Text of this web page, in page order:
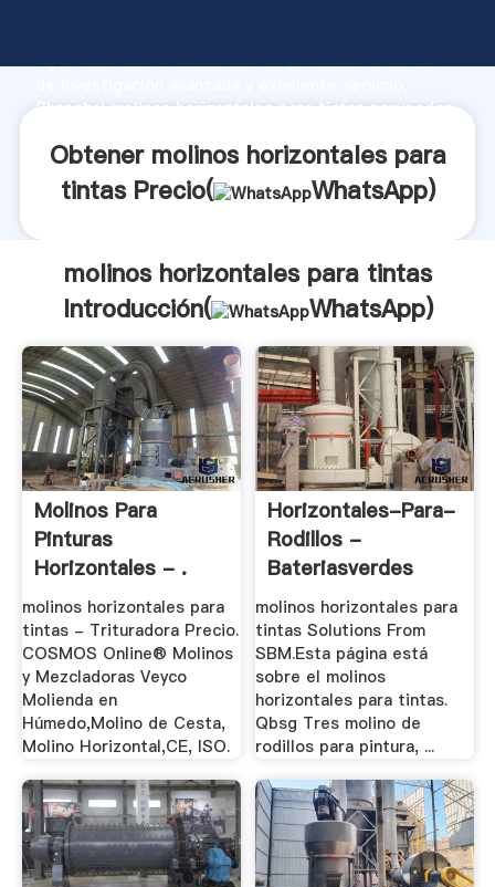
Agarrando fuerte capacidad de producción, fuerza
Shanghai molinos horizontales para tintas proveedor
Obtener molinos horizontales para
tintas Precio(
WhatsApp)
molinos horizontales para tintas
Introducción(
WhatsApp)
Molinos Para
Pinturas
Horizontales - .
molinos horizontales para
tintas - Trituradora Precio.
COSMOS Online® Molinos
y Mezcladoras Veyco
Molienda en
Húmedo,Molino de Cesta,
Molino Horizontal,CE, ISO.
Horizontales-Para-
Rodillos -
Bateriasverdes
molinos horizontales para
tintas Solutions From
SBM.Esta página está
sobre el molinos
horizontales para tintas.
Qbsg Tres molino de
rodillos para pintura, ...